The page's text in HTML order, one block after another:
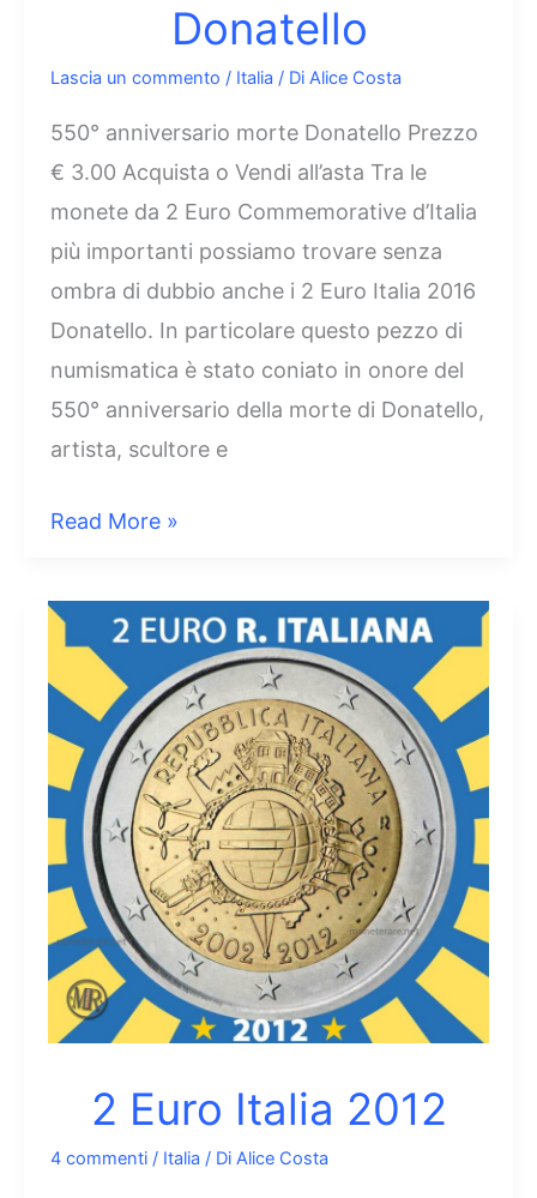
Donatello
Lascia un commento / Italia / Di Alice Costa
550° anniversario morte Donatello Prezzo
€ 3.00 Acquista o Vendi all’asta Tra le
monete da 2 Euro Commemorative d’Italia
più importanti possiamo trovare senza
ombra di dubbio anche i 2 Euro Italia 2016
Donatello. In particolare questo pezzo di
numismatica è stato coniato in onore del
550° anniversario della morte di Donatello,
artista, scultore e
2
Italia
Donatello
Read More »
2 Euro Italia 2012
4 commenti / Italia / Di Alice Costa